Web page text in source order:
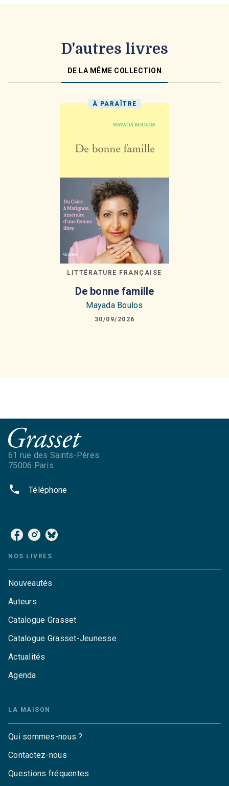
D'autres livres
DE LA MÊME COLLECTION
À PARAÎTRE
LITTÉRATURE FRANÇAISE
De bonne famille
Mayada Boulos
30/09/2026
61 rue des Saints-Pères
75006 Paris
phone Téléphone
NOS LIVRES
Nouveautés
Auteurs
Catalogue Grasset
Catalogue Grasset-Jeunesse
Actualités
Agenda
LA MAISON
Qui sommes-nous ?
Contactez-nous
Questions fréquentes